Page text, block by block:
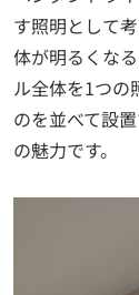
す照明として
体が明るくな
ル全体を1つの
のを並べて設
の魅力です。